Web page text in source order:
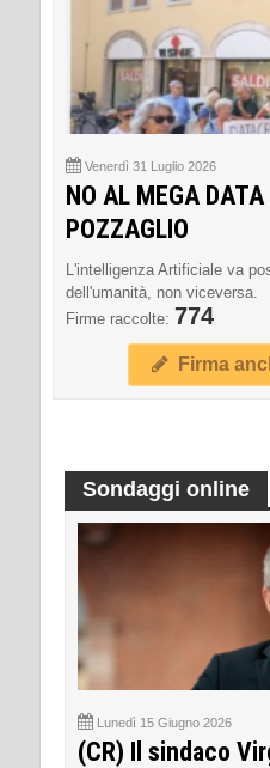
Venerdì 31 Luglio 2026
NO AL MEGA
POZZAGLIO
L'intelligenza Artificiale va
dell'umanità, non viceversa.
Firme raccolte: 774
Firma
Sondaggi online
Lunedì 15 Giugno 2026
(CR) Il sindaco